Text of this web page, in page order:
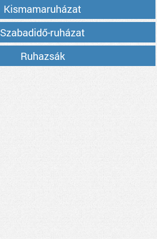
Kismamaruházat
Szabadidő-ruházat
Ruhazsák